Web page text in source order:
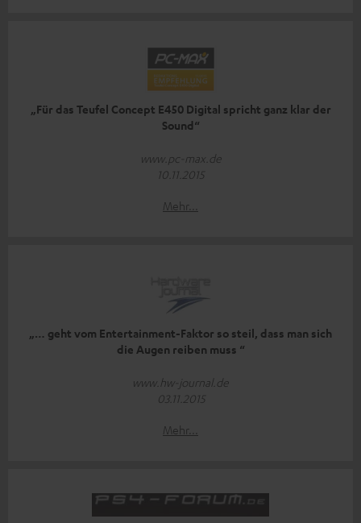
„Für das Teufel Concept E450 Digital spricht ganz klar der
Sound“
www.pc-max.de
10.11.2015
Mehr...
„… geht vom Entertainment-Faktor so steil, dass man sich
die Augen reiben muss “
www.hw-journal.de
03.11.2015
Mehr...